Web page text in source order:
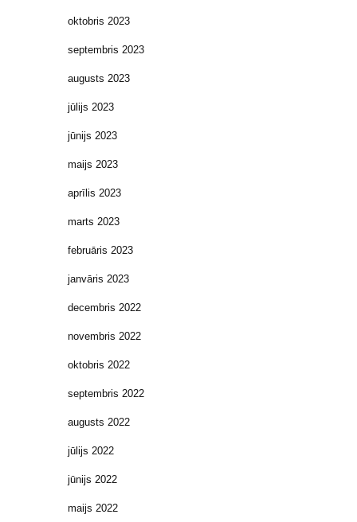
oktobris 2023
septembris 2023
augusts 2023
jūlijs 2023
jūnijs 2023
maijs 2023
aprīlis 2023
marts 2023
februāris 2023
janvāris 2023
decembris 2022
novembris 2022
oktobris 2022
septembris 2022
augusts 2022
jūlijs 2022
jūnijs 2022
maijs 2022